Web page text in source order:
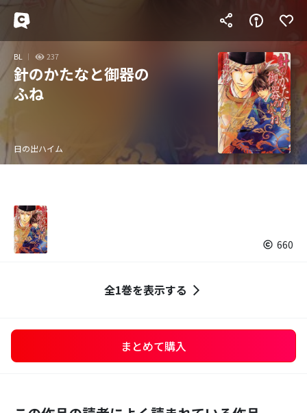
BL 237
針のかたなと御器の
ふね
日の出ハイム
660
全1巻を表示する
まとめて購入